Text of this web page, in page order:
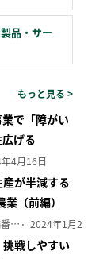
品・サー
もっと見る >
で「障がい
げる
4月16日
が半減する
（前編）
吉田 広子（オルタナ輪番編集長） 2024年1月29日
戦しやすい